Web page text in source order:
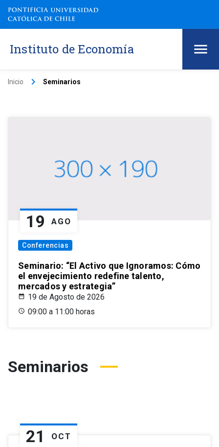
Instituto de Economía
Inicio keyboard_arrow_right Seminarios
19 AGO
Conferencias
Seminario: “El Activo que Ignoramos: Cómo
el envejecimiento redefine talento,
mercados y estrategia”
19 de Agosto de 2026
09:00 a 11:00 horas
Seminarios
21 OCT